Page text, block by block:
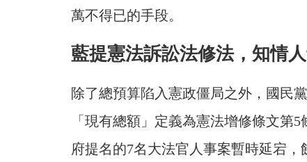
萬不得已的手段。
藍提憲法訴訟法修法，知情
除了總預算陷入憲政僵局之外，國民
「現有總額」定義為憲法增修條文第
府提名的7名大法官人事案暫時延宕